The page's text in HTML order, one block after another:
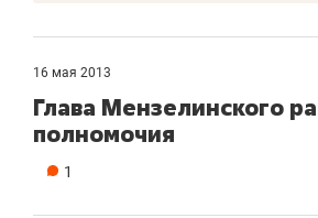
16 мая 2013
Глава Мензелинского
полномочия
1